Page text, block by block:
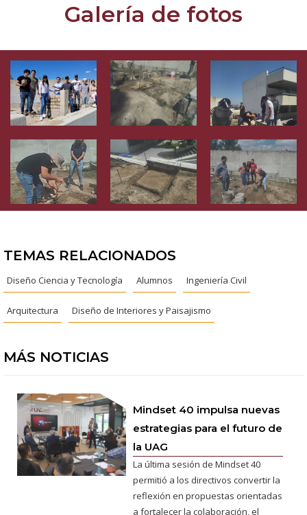
Galería de fotos
TEMAS RELACIONADOS
Diseño Ciencia y Tecnología Alumnos Ingeniería Civil
Arquitectura Diseño de Interiores y Paisajismo
MÁS NOTICIAS
Mindset 40 impulsa nuevas
estrategias para el futuro de
la UAG
La última sesión de Mindset 40
permitió a los directivos convertir la
reflexión en propuestas orientadas
a fortalecer la colaboración, el